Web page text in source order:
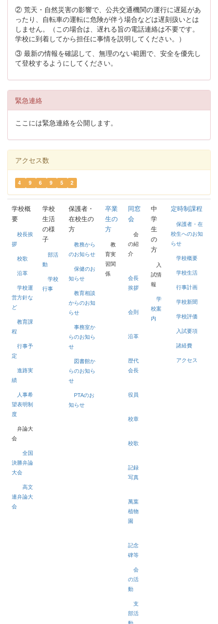
② 荒天・自然災害の影響で、公共交通機関の運行に遅延があ
ったり、自転車の運転に危険が伴う場合などは遅刻扱いとは
しません。（この場合は、遅れる旨の電話連絡は不要です。
学校に到着してから担任に事情を説明してください。）
③ 最新の情報を確認して、無理のない範囲で、安全を優先し
て登校するようにしてください。
緊急連絡
ここには緊急連絡を公開します。
アクセス数
4 9 6 9 5 2
学校概
要
校長挨
拶
校歌
沿革
学校運
営方針な
ど
教育課
程
行事予
定
進路実
績
人事希
望表明制
度
弁論大
会
全国
決勝弁論
大会
高文
連弁論大
会
学校
生活
の様
子
部活
動
学校
行事
保護者・
在校生の
方
教務から
のお知らせ
保健のお
知らせ
教育相談
からのお知
らせ
事務室か
らのお知ら
せ
図書館か
らのお知ら
せ
PTAのお
知らせ
卒業
生の
方
教
育実
習関
係
同窓
会
会
の紹
介
会長
挨拶
会則
沿革
歴代
会長
役員
校章
校歌
記録
写真
萬葉
植物
園
記念
碑等
会
の活
動
支
部活
動
中
学
生
の
方
入
試情
報
学
校案
内
定時制課程
保護者・在
校生へのお知
らせ
学校概要
学校生活
行事計画
学校新聞
学校評価
入試要項
諸経費
アクセス